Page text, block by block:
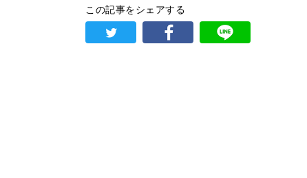
この記事をシェアする